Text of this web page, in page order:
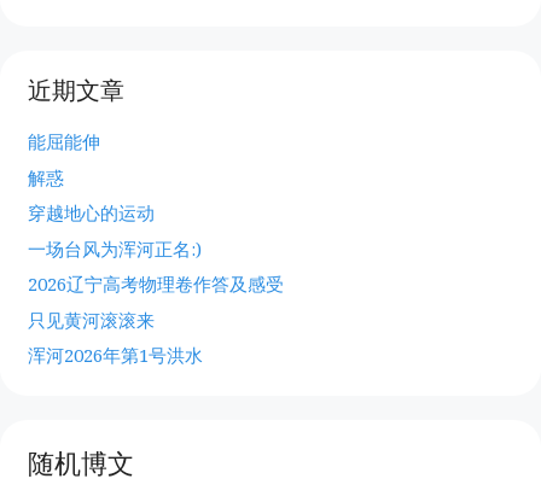
近期文章
能屈能伸
解惑
穿越地心的运动
一场台风为浑河正名:)
2026辽宁高考物理卷作答及感受
只见黄河滚滚来
浑河2026年第1号洪水
随机博文